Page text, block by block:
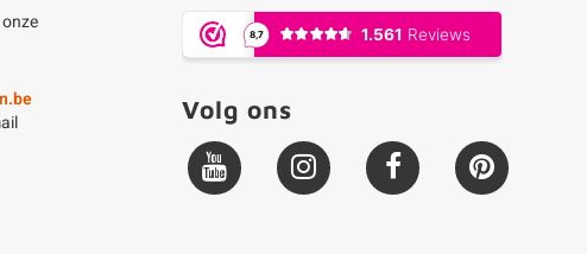
Volg ons